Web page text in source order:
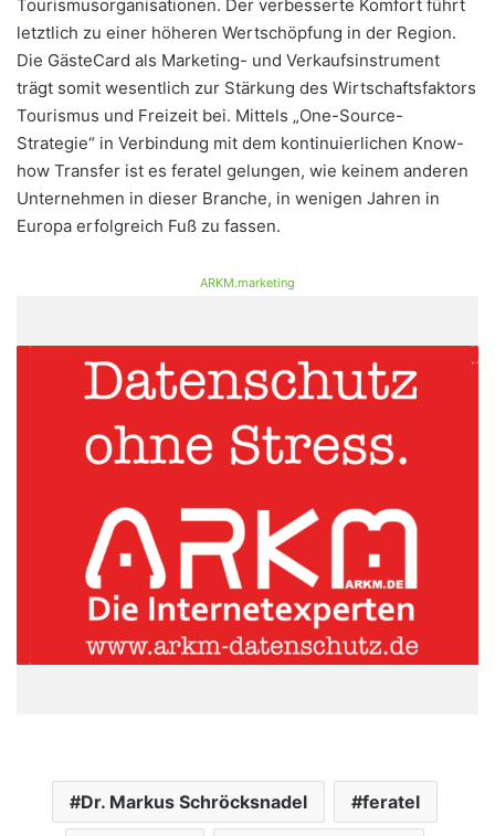
Tourismusorganisationen. Der verbesserte Komfort führt
letztlich zu einer höheren Wertschöpfung in der Region.
Die GästeCard als Marketing- und Verkaufsinstrument
trägt somit wesentlich zur Stärkung des Wirtschaftsfaktors
Tourismus und Freizeit bei. Mittels „One-Source-
Strategie“ in Verbindung mit dem kontinuierlichen Know-
how Transfer ist es feratel gelungen, wie keinem anderen
Unternehmen in dieser Branche, in wenigen Jahren in
Europa erfolgreich Fuß zu fassen.
ARKM.marketing
Dr. Markus Schröcksnadel feratel